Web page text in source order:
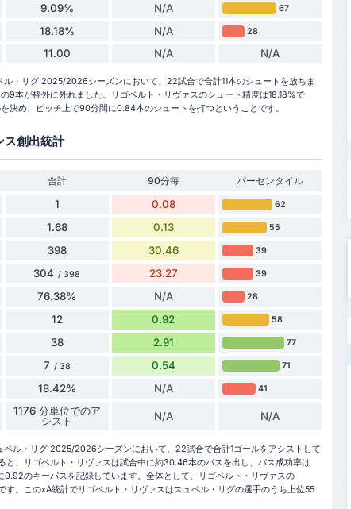
9.09% N/A 67
18.18% N/A 28
11.00 N/A N/A
ル・リグ 2025/2026シーズンにおいて、22試合で合計11本のシュートを放ちま
9本が枠外に外れました。リゴベルト・リヴァスのシュート精度は18.18%で
決め、ピッチ上で90分間に0.84本のシュートを打つということです。
ス創出統計
合計 90分毎
パーセンタイル
1 0.08 62
1.68 0.13 55
398 30.46 39
304 / 398 23.27 39
76.38% N/A 28
12 0.92 58
38 2.91 77
7 / 38 0.54 71
18.42% N/A 41
1176 分単位でのア
シスト
N/A N/A
ペル・リグ 2025/2026シーズンにおいて、22試合で合計1ゴールをアシストして
と、リゴベルト・リヴァスは試合中に約30.46本のパスを出し、パス成功率は
のキーパスを記録しています。全体として、リゴベルト・リヴァスの
す。このxA統計でリゴベルト・リヴァスはスュペル・リグの選手のうち上位55